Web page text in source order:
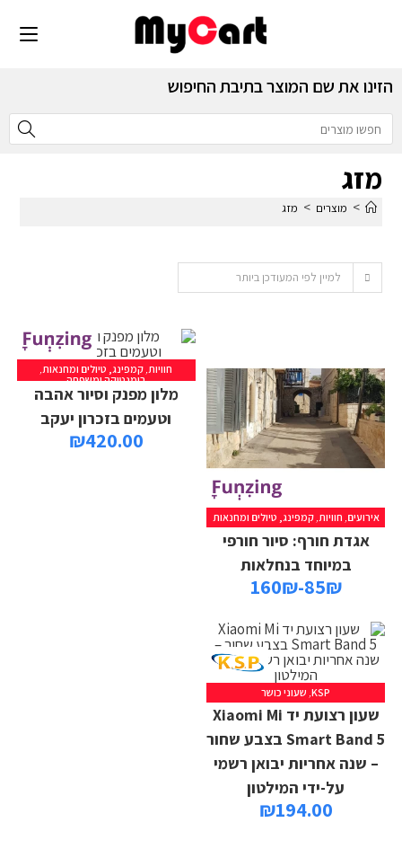
הזינו את שם המוצר בתיבת החיפוש
מזג
> מוצרים > מזג
למיין לפי המעודכן ביותר
אירועים, חוויות,קמפינג, טיולים ומחנאות
אגדת חורף: סיור חורפי
במיוחד בנחלאות
85₪-160₪
חוויות, קמפינג, טיולים ומחנאות,
רומנטיקה ומשפחה
מלון מפנק וסיור אהבה
וטעמים בזכרון יעקב
₪420.00
KSP
, שעוני כושר
שעון רצועת יד Xiaomi Mi
Smart Band 5 בצבע שחור
– שנה אחריות יבואן רשמי
על-ידי המילטון
₪194.00